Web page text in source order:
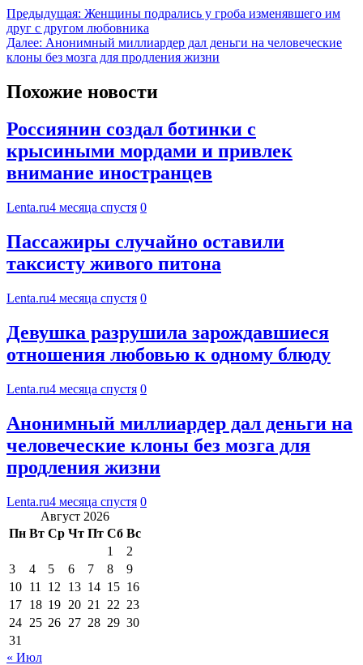
Предыдущая: Женщины подрались у гроба изменявшего им
друг с другом любовника
Далее: Анонимный миллиардер дал деньги на человеческие
клоны без мозга для продления жизни
Похожие новости
Россиянин создал ботинки с
крысиными мордами и привлек
внимание иностранцев
Lenta.ru4 месяца спустя 0
Пассажиры случайно оставили
таксисту живого питона
Lenta.ru4 месяца спустя 0
Девушка разрушила зарождавшиеся
отношения любовью к одному блюду
Lenta.ru4 месяца спустя 0
Анонимный миллиардер дал деньги на
человеческие клоны без мозга для
продления жизни
Lenta.ru4 месяца спустя 0
Август 2026
Пн Вт Ср Чт Пт Сб Вс
1
2
3
4 5 6 7 8
9
10 11 12 13 14 15 16
17 18 19 20 21 22 23
24 25 26 27 28 29 30
31
« Июл